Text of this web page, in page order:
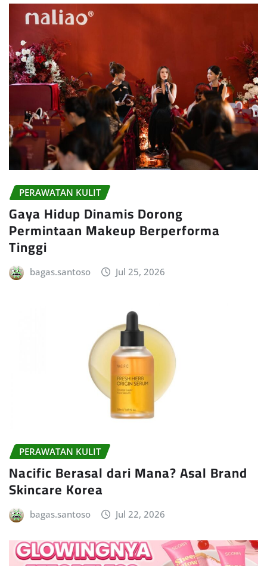
PERAWATAN KULIT
Gaya Hidup Dinamis Dorong
Permintaan Makeup Berperforma
Tinggi
bagas.santoso Jul 25, 2026
PERAWATAN KULIT
Nacific Berasal dari Mana? Asal Brand
Skincare Korea
bagas.santoso Jul 22, 2026